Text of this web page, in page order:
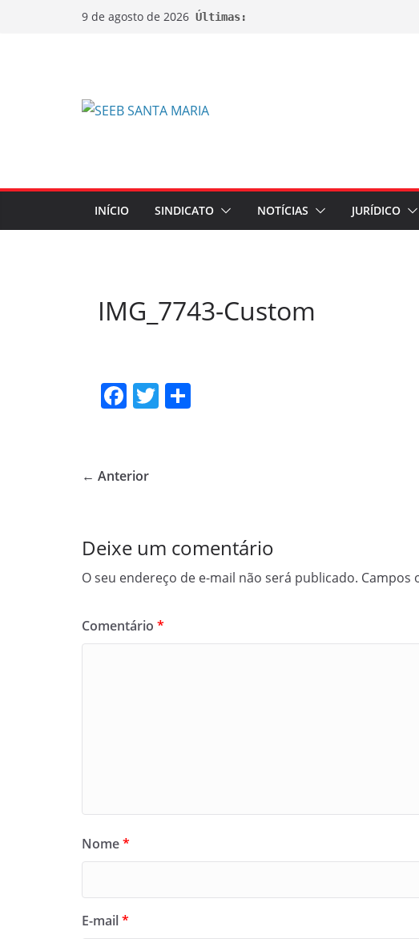
9 de agosto de 2026 Últimas:
INÍCIO SINDICATO NOTÍCIAS JURÍDICO
IMG_7743-Custom
F
e
o
k
T
← Anterior
Deixe um comentário
O seu endereço de e-mail não será publicado. Campos
Comentário *
Nome*
E-mail*